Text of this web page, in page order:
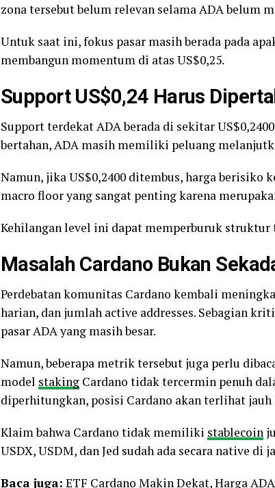
zona tersebut belum relevan selama ADA belum
Untuk saat ini, fokus pasar masih berada pada
membangun momentum di atas US$0,25.
Support US$0,24 Harus
Support terdekat ADA berada di sekitar
bertahan, ADA masih memiliki peluang
Namun, jika US$0,2400 ditembus, harga berisiko
macro floor yang sangat penting karena
Kehilangan level ini dapat memperburuk
Masalah Cardano Bukan
Perdebatan komunitas Cardano kembali
harian, dan jumlah active addresses. Sebagian
pasar ADA yang masih besar.
Namun, beberapa metrik tersebut juga perlu
model staking Cardano tidak tercermin penuh
diperhitungkan, posisi Cardano akan terlihat jauh
Klaim bahwa Cardano tidak memiliki stablecoin
USDX, USDM, dan Jed sudah ada secara native di
Baca juga: ETF Cardano Makin Dekat, Harga